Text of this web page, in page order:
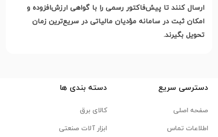
ارسال کنند تا پیش‌فاکتور رسمی را با گواهی ارزش‌افزوده و
امکان ثبت در سامانه مؤدیان مالیاتی در سریع‌ترین زمان
تحویل بگیرند.
دسترسی سریع
صفحه اصلی
اطلاعات تماس
دسته بندی ها
کالای برق
ابزار آلات صنعتی